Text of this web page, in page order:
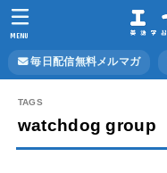
毎日配信無料メルマガ
MENU
watchdog group